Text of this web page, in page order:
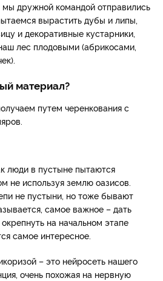
мы дружной командой отправились
вырастить дубы и липы,
и декоративные кустарники,
лес плодовыми (абрикосами,
материал?
путем черенкования с
люди в пустыне пытаются
не используя землю оазисов.
не пустыни, но тоже бывают
самое важное – дать
на начальном этапе
самое интересное.
– это нейросеть нашего
очень похожая на нервную